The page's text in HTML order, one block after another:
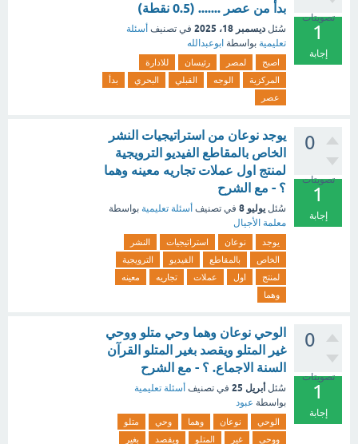
تصويتات
1
إجابة
بدأ من عصر ....... (0.5 نقطة)
سُئل ديسمبر 18، 2025 في تصنيف أسئلة
تعليمية بواسطة ابوعبدالله
اصبح لمصر رئيسان
للادارة
المركزية
الوجه القبلي البحري
بدأ
عصر
0
تصويتات
1
إجابة
يوجد نوعان من استراتيجيات النشر
الخاص بالمقاطع الفيديو الترويجية
لمنتج اول عملات تجاريه معينه وهما
؟ - مع الشرح
سُئل يوليو 8 في تصنيف أسئلة تعليمية بواسطة
معلمة الأجيال
يوجد نوعان استراتيجيات
النشر
الخاص
بالمقاطع الفيديو
الترويجية
لمنتج
اول عملات تجاريه
معينه
وهما
0
تصويتات
1
إجابة
الوحي نوعان وهما وحي متلو ووحي
غير المتلو ويقصد بغير المتلو القرآن
السنة الاجماع. ؟ - مع الشرح
سُئل أبريل 25 في تصنيف أسئلة تعليمية
بواسطة عبود
الوحي نوعان وهما وحي
متلو
ووحي
غير المتلو ويقصد
بغير